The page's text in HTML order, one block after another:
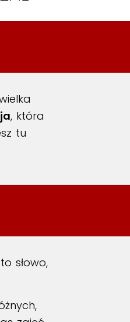
, która
tu
słowo,